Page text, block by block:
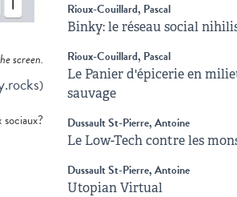
screen.
)
Rioux-Couillard, Pascal
Binky: le réseau social
Rioux-Couillard, Pascal
Le Panier d'épicerie en
sauvage
Dussault St-Pierre, Antoine
Le Low-Tech contre les
Dussault St-Pierre, Antoine
Utopian Virtual